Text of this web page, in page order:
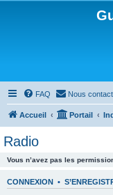
FAQ Nous
Accueil Portail
Radio
Vous n’avez pas les
CONNEXION •